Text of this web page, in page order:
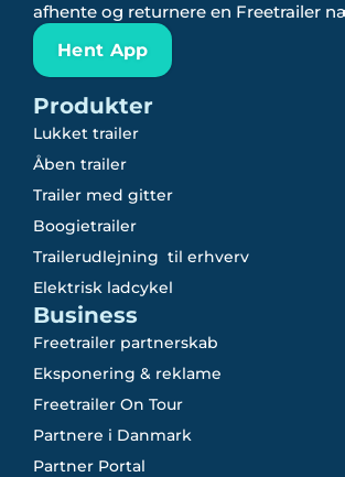
afhente og returnere en Freetrailer
Hent App
Produkter
Lukket trailer
Åben trailer
Trailer med gitter
Boogietrailer
Trailerudlejning til erhverv
Elektrisk ladcykel
Business
Freetrailer partnerskab
Eksponering & reklame
Freetrailer On Tour
Partnere i Danmark
Partner Portal